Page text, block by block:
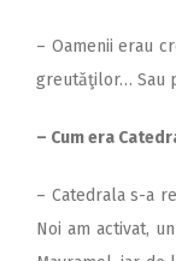
– Oamenii erau
greutăţilor… Sau
– Cum era
– Catedrala s-a
Noi am activat,